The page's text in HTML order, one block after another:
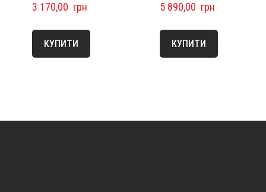
3 170,00  грн
КУПИТИ
5 890,00  грн
КУПИТИ